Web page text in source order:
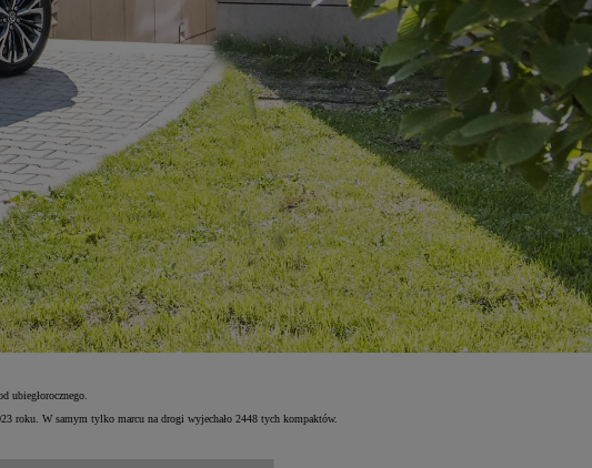
ubiegłorocznego.
roku. W samym tylko marcu na drogi wyjechało 2448 tych kompaktów.